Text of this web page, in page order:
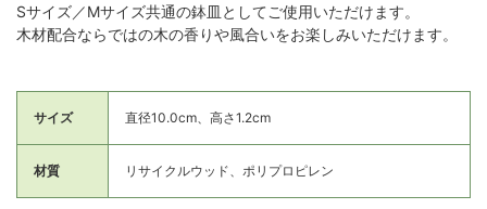
Sサイズ／Mサイズ共通の鉢皿としてご使用いただけます。
木材配合ならではの木の香りや風合いをお楽しみいただけます。
サイズ 直径10.0cm、高さ1.2cm
材質 リサイクルウッド、ポリプロピレン